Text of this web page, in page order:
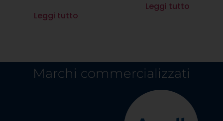
Leggi tutto
Leggi tutto
Marchi commercializzati